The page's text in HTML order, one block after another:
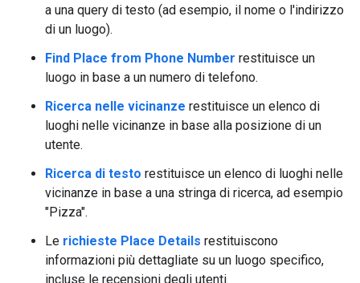
a una query di testo (ad esempio, il nome o l'indirizzo
di un luogo).
Find Place from Phone Number restituisce un
luogo in base a un numero di telefono.
Ricerca nelle vicinanze restituisce un elenco di
luoghi nelle vicinanze in base alla posizione di un
utente.
Ricerca di testo restituisce un elenco di luoghi nelle
vicinanze in base a una stringa di ricerca, ad esempio
"Pizza".
Le richieste Place Details restituiscono
informazioni più dettagliate su un luogo specifico,
incluse le recensioni degli utenti.